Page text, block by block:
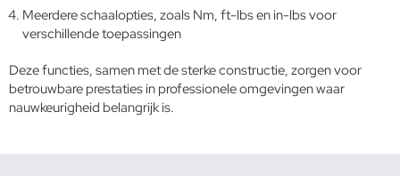
Meerdere schaalopties, zoals Nm, ft-lbs en in-lbs voor
verschillende toepassingen
Deze functies, samen met de sterke constructie, zorgen voor
betrouwbare prestaties in professionele omgevingen waar
nauwkeurigheid belangrijk is.